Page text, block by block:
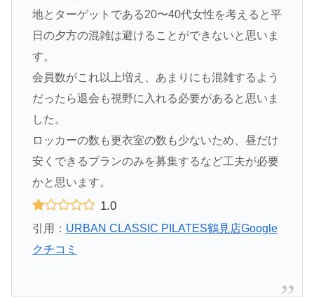
地とターゲットである20〜40代女性を考えると平
日の夕方の混雑は避けることができないと思いま
す。
会員数がこれ以上増え、あまりにも混雑するよう
だったら退会も視野に入れる必要があると思いま
した。
ロッカーの数も更衣室の数も少ないため、昼だけ
安くできるプランのみを募集するなど工夫が必要
かと思います。
1.0
引用： URBAN CLASSIC PILATES鶴見店Google
クチコミ